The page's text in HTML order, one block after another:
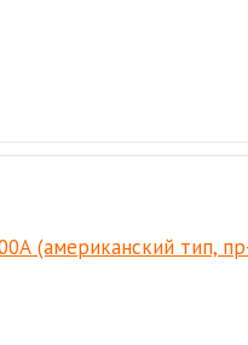
(американский тип,